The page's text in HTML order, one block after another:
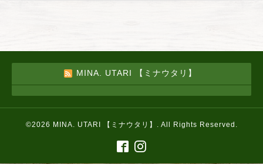
MINA. UTARI 【ミナウタリ】
©2026 MINA. UTARI 【ミナウタリ】 . All Rights Reserved.